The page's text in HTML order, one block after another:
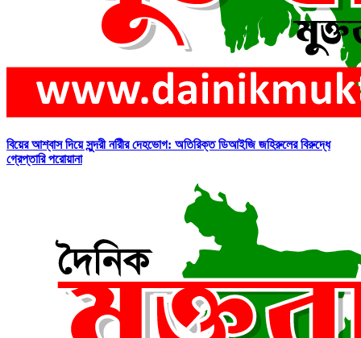
বিয়ের আশ্বাস দিয়ে সুন্দরী নরিীর দেহভোগ: অতিরিক্ত ডিআইজি জহিরুলের বিরুদ্ধে
গ্রেপ্তারি পরোয়ানা